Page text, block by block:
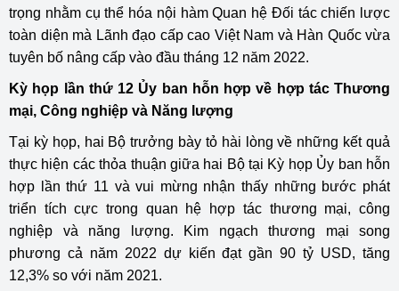
trọng nhằm cụ thể hóa nội hàm Quan hệ Đối tác chiến lược
toàn diện mà Lãnh đạo cấp cao Việt Nam và Hàn Quốc vừa
tuyên bố nâng cấp vào đầu tháng 12 năm 2022.
Kỳ họp lần thứ 12 Ủy ban hỗn hợp về hợp tác Thương
mại, Công nghiệp và Năng lượng
Tại kỳ họp, hai Bộ trưởng bày tỏ hài lòng về những kết quả
thực hiện các thỏa thuận giữa hai Bộ tại Kỳ họp Ủy ban hỗn
hợp lần thứ 11 và vui mừng nhận thấy những bước phát
triển tích cực trong quan hệ hợp tác thương mại, công
nghiệp và năng lượng. Kim ngạch thương mại song
phương cả năm 2022 dự kiến đạt gần 90 tỷ USD, tăng
12,3% so với năm 2021.